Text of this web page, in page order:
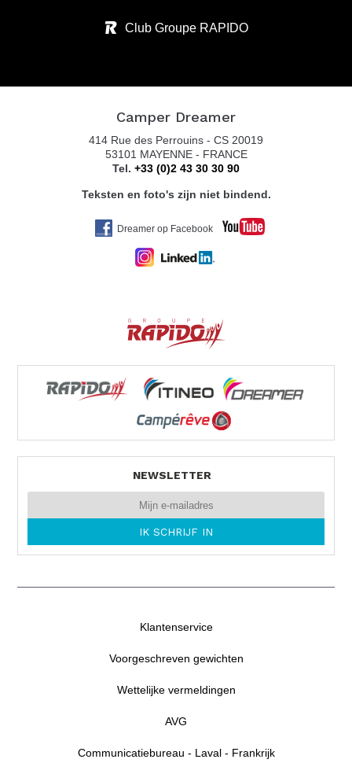
Club Groupe RAPIDO
Camper Dreamer
414 Rue des Perrouins - CS 20019
53101 MAYENNE - FRANCE
Tel. +33 (0)2 43 30 30 90
Teksten en foto's zijn niet bindend.
Dreamer op Facebook
NEWSLETTER
Klantenservice
Voorgeschreven gewichten
Wettelijke vermeldingen
AVG
Communicatiebureau - Laval - Frankrijk